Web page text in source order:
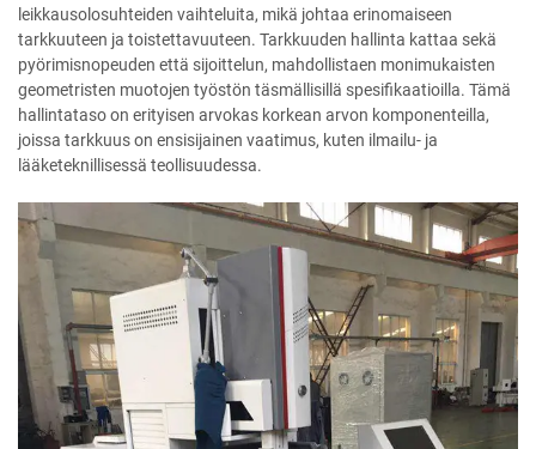
leikkausolosuhteiden vaihteluita, mikä johtaa erinomaiseen
tarkkuuteen ja toistettavuuteen. Tarkkuuden hallinta kattaa sekä
pyörimisnopeuden että sijoittelun, mahdollistaen monimukaisten
geometristen muotojen työstön täsmällisillä spesifikaatioilla. Tämä
hallintataso on erityisen arvokas korkean arvon komponenteilla,
joissa tarkkuus on ensisijainen vaatimus, kuten ilmailu- ja
lääketeknillisessä teollisuudessa.